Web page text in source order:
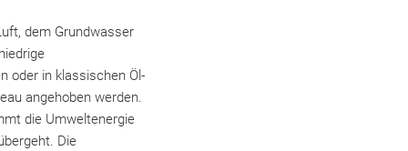
dem Grundwasser
oder in klassischen Öl-
angehoben werden.
die Umweltenergie
Die